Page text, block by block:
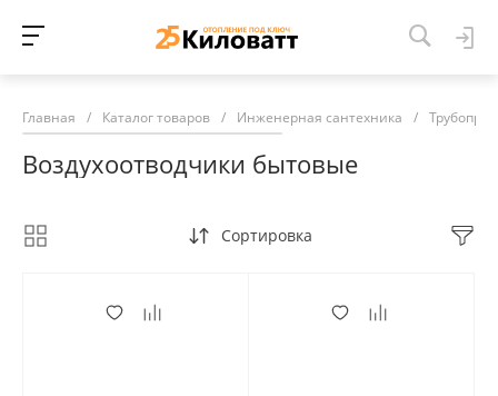
Главная / Каталог товаров / Инженерная сантехника /
Воздухоотводчики бытовые
Сортировка